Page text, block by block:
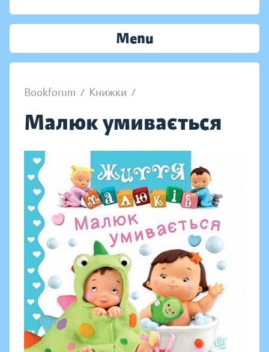
Menu
Bookforum / Книжки /
Малюк умивається